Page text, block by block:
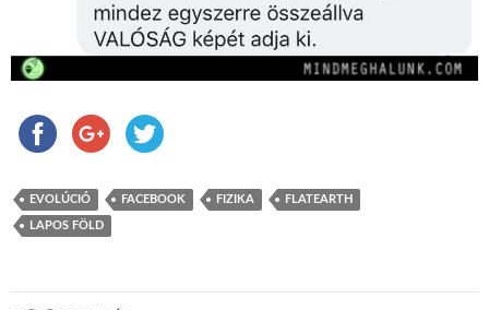
EVOLÚCIÓ FACEBOOK FIZIKA FLATEARTH
LAPOS FÖLD